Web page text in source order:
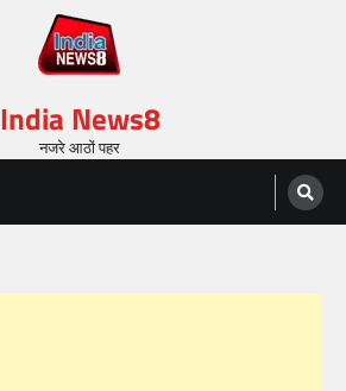
India News8
नजरे आठों पहर